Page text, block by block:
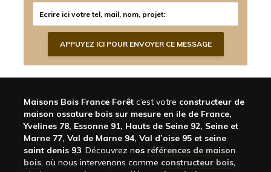
Maisons Bois France Forêt c’est votre constructeur de
maison ossature bois sur mesure en ile de France,
Yvelines 78, Essonne 91, Hauts de Seine 92, Seine et
Marne 77, Val de Marne 94, Val d’oise 95 et seine
saint denis 93. Découvrez nos références de maison
bois, où nous intervenons comme constructeur bois,